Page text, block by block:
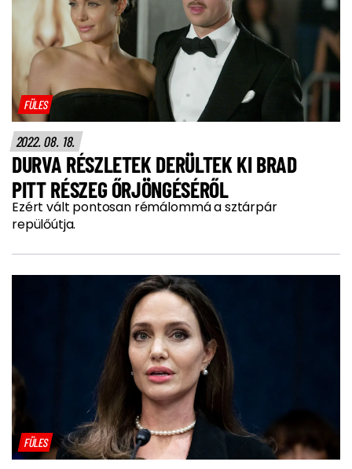
FÜLES
2022. 08. 18.
DURVA RÉSZLETEK DERÜLTEK KI BRAD
PITT RÉSZEG ŐRJÖNGÉSÉRŐL
Ezért vált pontosan rémálommá a sztárpár
repülőútja.
FÜLES